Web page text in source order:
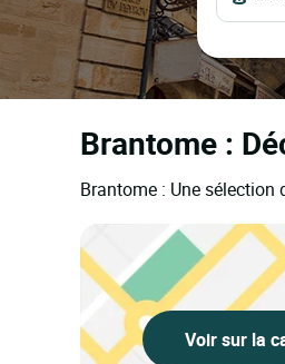
Brantome :
Brantome : Une
Voir sur la